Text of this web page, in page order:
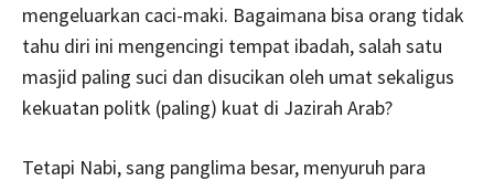
mengeluarkan caci-maki. Bagaimana bisa orang tidak
tahu diri ini mengencingi tempat ibadah, salah satu
masjid paling suci dan disucikan oleh umat sekaligus
kekuatan politk (paling) kuat di Jazirah Arab?
Tetapi Nabi, sang panglima besar, menyuruh para